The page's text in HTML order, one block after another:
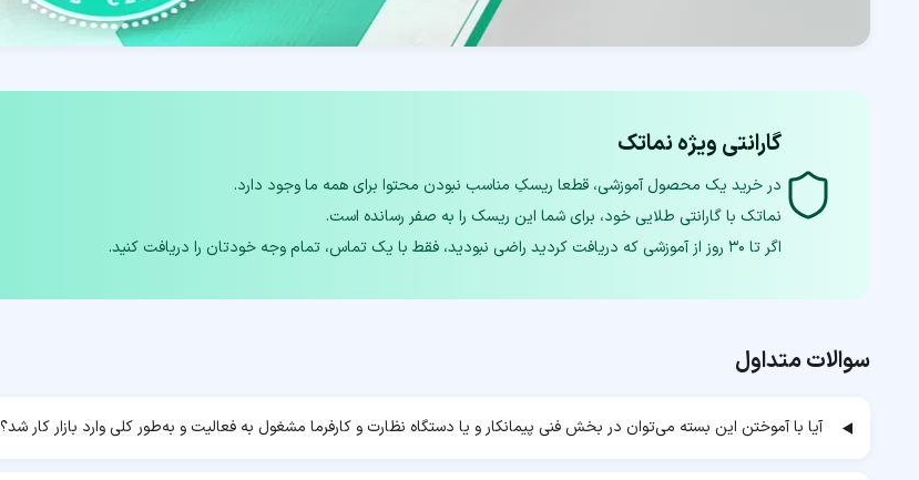
گارانتی ویژه نماتک
اگر تا ۳۰ روز از آموزشی که دریافت کردید راضی نبودید، فقط با یک تماس، تمام وجه خودتان را دریافت کنید.
سوالات متداول
آیا با آموختن این بسته می‌توان در بخش فنی پیمانکار و یا دستگاه نظارت و کارفرما مشغول به فعالیت و به‌طور کلی وارد بازار کار شد؟